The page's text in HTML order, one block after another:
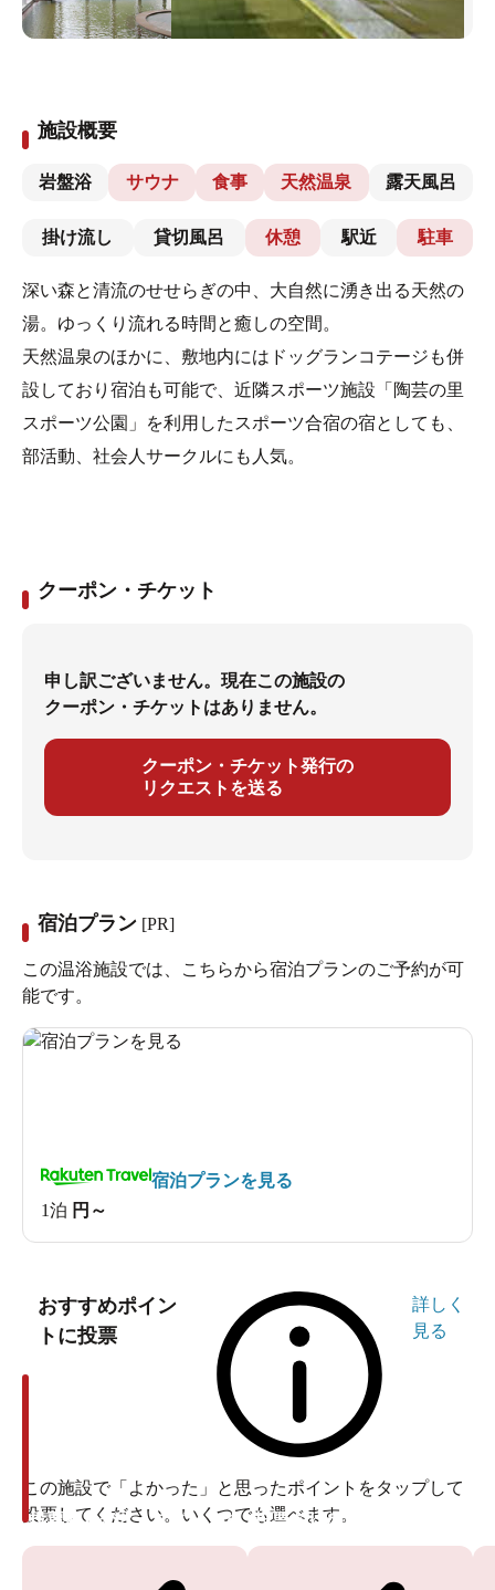
施設概要
岩盤浴 サウナ 食事 天然温泉 露天風呂
掛け流し 貸切風呂 休憩 駅近 駐車
深い森と清流のせせらぎの中、大自然に湧き出る天然の
湯。ゆっくり流れる時間と癒しの空間。
天然温泉のほかに、敷地内にはドッグランコテージも併
設しており宿泊も可能で、近隣スポーツ施設「陶芸の里
スポーツ公園」を利用したスポーツ合宿の宿としても、
部活動、社会人サークルにも人気。
クーポン・チケット
申し訳ございません。現在この施設の
クーポン・チケットはありません。
クーポン・チケット発行の
リクエストを送る
宿泊プラン [PR]
この温浴施設では、こちらから宿泊プランのご予約が可
能です。
1泊 円～
宿泊プランを見る
おすすめポイン
トに投票
詳しく
見る
この施設で「よかった」と思ったポイントをタップして
投票してください。いくつでも選べます。
投票ありがとうございます 投票ありがとうございます